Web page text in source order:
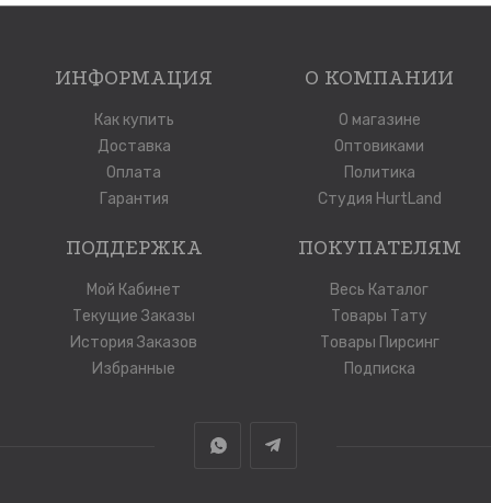
ИНФОРМАЦИЯ
Как купить
Доставка
Оплата
Гарантия
О КОМПАНИИ
О магазине
Оптовиками
Политика
Студия HurtLand
ПОДДЕРЖКА
Мой Кабинет
Текущие Заказы
История Заказов
Избранные
ПОКУПАТЕЛЯМ
Весь Каталог
Товары Тату
Товары Пирсинг
Подписка